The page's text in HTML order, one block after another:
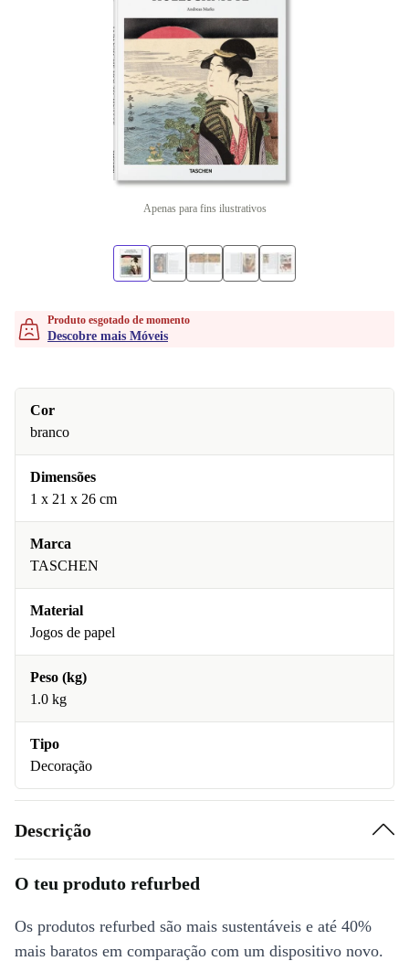
Apenas para fins ilustrativos
Produto esgotado de momento
Descobre mais Móveis
Cor
branco
Dimensões
1 x 21 x 26 cm
Marca
TASCHEN
Material
Jogos de papel
Peso (kg)
1.0 kg
Tipo
Decoração
Descrição
O teu produto refurbed
Os produtos refurbed são mais sustentáveis e até 40%
mais baratos em comparação com um dispositivo novo.